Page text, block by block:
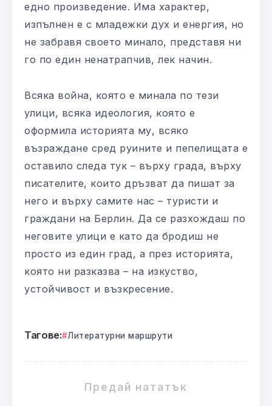
едно произведение. Има характер,
изпълнен е с младежки дух и енергия, но
не забравя своето минало, представя ни
го по един ненатрапчив, лек начин.
Всяка война, която е минала по тези
улици, всяка идеология, която е
оформила историята му, всяко
възраждане сред руините и пепелищата е
оставило следа тук – върху града, върху
писателите, които дръзват да пишат за
него и върху самите нас – туристи и
граждани на Берлин. Да се разхождаш по
неговите улици е като да бродиш не
просто из един град, а през историята,
която ни разказва – на изкуство,
устойчивост и възкресение.
Тагове: Литературни маршрути
Предай нататък